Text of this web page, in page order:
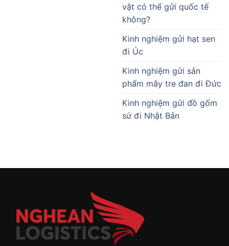
vật có thể gửi quốc tế
không?
Kinh nghiệm gửi hạt sen
đi Úc
Kinh nghiệm gửi sản
phẩm mây tre đan đi Đức
Kinh nghiệm gửi đồ gốm
sứ đi Nhật Bản